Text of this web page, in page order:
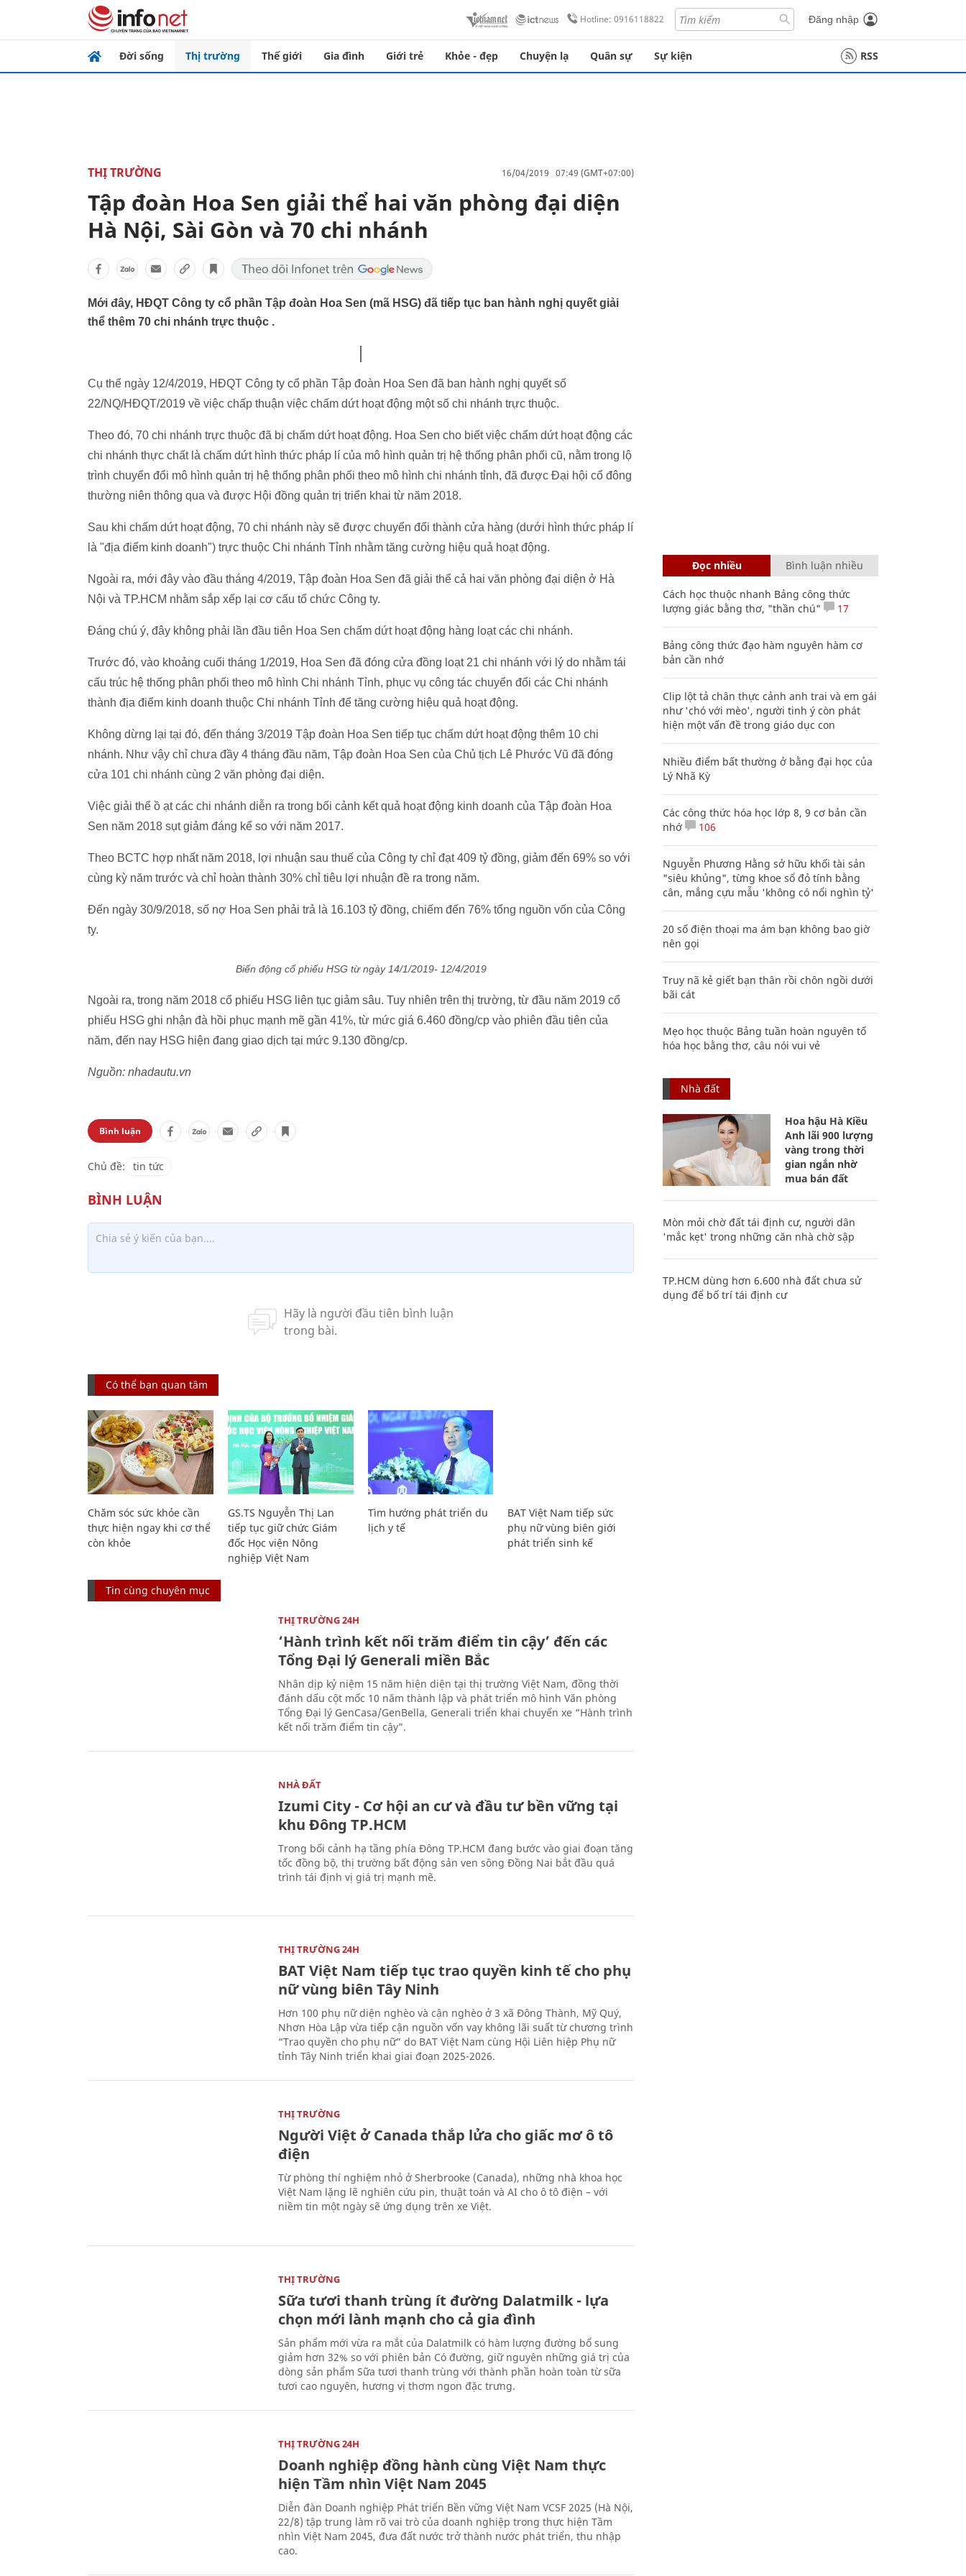
Hotline: 0916118822 Đăng nhập
Đời sống Thị trường Thế giới Gia đình Giới trẻ Khỏe - đẹp Chuyện lạ Quân sự Sự kiện RSS
THỊ TRƯỜNG 16/04/2019 07:49 (GMT+07:00)
Tập đoàn Hoa Sen giải thể hai văn phòng đại diện
Hà Nội, Sài Gòn và 70 chi nhánh
Mới đây, HĐQT Công ty cổ phần Tập đoàn Hoa Sen (mã HSG) đã tiếp tục ban hành nghị quyết giải
thể thêm 70 chi nhánh trực thuộc .
Cụ thể ngày 12/4/2019, HĐQT Công ty cổ phần Tập đoàn Hoa Sen đã ban hành nghị quyết số
22/NQ/HĐQT/2019 về việc chấp thuận việc chấm dứt hoạt động một số chi nhánh trực thuộc.
Theo đó, 70 chi nhánh trực thuộc đã bị chấm dứt hoạt động. Hoa Sen cho biết việc chấm dứt hoạt động các
chi nhánh thực chất là chấm dứt hình thức pháp lí của mô hình quản trị hệ thống phân phối cũ, nằm trong lộ
trình chuyển đổi mô hình quản trị hệ thống phân phối theo mô hình chi nhánh tỉnh, đã được Đại hội cổ đông
thường niên thông qua và được Hội đồng quản trị triển khai từ năm 2018.
Sau khi chấm dứt hoạt động, 70 chi nhánh này sẽ được chuyển đổi thành cửa hàng (dưới hình thức pháp lí
là "địa điểm kinh doanh") trực thuộc Chi nhánh Tỉnh nhằm tăng cường hiệu quả hoạt động.
Ngoài ra, mới đây vào đầu tháng 4/2019, Tập đoàn Hoa Sen đã giải thể cả hai văn phòng đại diện ở Hà
Nội và TP.HCM nhằm sắp xếp lại cơ cấu tổ chức Công ty.
Đáng chú ý, đây không phải lần đầu tiên Hoa Sen chấm dứt hoạt động hàng loạt các chi nhánh.
Trước đó, vào khoảng cuối tháng 1/2019, Hoa Sen đã đóng cửa đồng loạt 21 chi nhánh với lý do nhằm tái
cấu trúc hệ thống phân phối theo mô hình Chi nhánh Tỉnh, phục vụ công tác chuyển đổi các Chi nhánh
thành địa điểm kinh doanh thuộc Chi nhánh Tỉnh để tăng cường hiệu quả hoạt động.
Không dừng lại tại đó, đến tháng 3/2019 Tập đoàn Hoa Sen tiếp tục chấm dứt hoạt động thêm 10 chi
nhánh. Như vậy chỉ chưa đầy 4 tháng đầu năm, Tập đoàn Hoa Sen của Chủ tịch Lê Phước Vũ đã đóng
cửa 101 chi nhánh cùng 2 văn phòng đại diện.
Việc giải thể ồ ạt các chi nhánh diễn ra trong bối cảnh kết quả hoạt động kinh doanh của Tập đoàn Hoa
Sen năm 2018 sụt giảm đáng kể so với năm 2017.
Theo BCTC hợp nhất năm 2018, lợi nhuận sau thuế của Công ty chỉ đạt 409 tỷ đồng, giảm đến 69% so với
cùng kỳ năm trước và chỉ hoàn thành 30% chỉ tiêu lợi nhuận đề ra trong năm.
Đến ngày 30/9/2018, số nợ Hoa Sen phải trả là 16.103 tỷ đồng, chiếm đến 76% tổng nguồn vốn của Công
ty.
Biến động cổ phiếu HSG từ ngày 14/1/2019- 12/4/2019
Ngoài ra, trong năm 2018 cổ phiếu HSG liên tục giảm sâu. Tuy nhiên trên thị trường, từ đầu năm 2019 cổ
phiếu HSG ghi nhận đà hồi phục mạnh mẽ gần 41%, từ mức giá 6.460 đồng/cp vào phiên đầu tiên của
năm, đến nay HSG hiện đang giao dịch tại mức 9.130 đồng/cp.
Nguồn: nhadautu.vn
Bình luận
Chủ đề: tin tức
Có thể bạn quan tâm
Chăm sóc sức khỏe cần
thực hiện ngay khi cơ thể
còn khỏe
GS.TS Nguyễn Thị Lan
tiếp tục giữ chức Giám
đốc Học viện Nông
nghiệp Việt Nam
Tìm hướng phát triển du
lịch y tế
BAT Việt Nam tiếp sức
phụ nữ vùng biên giới
phát triển sinh kế
Tin cùng chuyên mục
THỊ TRƯỜNG 24H
‘Hành trình kết nối trăm điểm tin cậy’ đến các
Tổng Đại lý Generali miền Bắc
Nhân dịp kỷ niệm 15 năm hiện diện tại thị trường Việt Nam, đồng thời
đánh dấu cột mốc 10 năm thành lập và phát triển mô hình Văn phòng
Tổng Đại lý GenCasa/GenBella, Generali triển khai chuyến xe “Hành trình
kết nối trăm điểm tin cậy”.
NHÀ ĐẤT
Izumi City - Cơ hội an cư và đầu tư bền vững tại
khu Đông TP.HCM
Trong bối cảnh hạ tầng phía Đông TP.HCM đang bước vào giai đoạn tăng
tốc đồng bộ, thị trường bất động sản ven sông Đồng Nai bắt đầu quá
trình tái định vị giá trị mạnh mẽ.
THỊ TRƯỜNG 24H
BAT Việt Nam tiếp tục trao quyền kinh tế cho phụ
nữ vùng biên Tây Ninh
Hơn 100 phụ nữ diện nghèo và cận nghèo ở 3 xã Đông Thành, Mỹ Quý,
Nhơn Hòa Lập vừa tiếp cận nguồn vốn vay không lãi suất từ chương trình
“Trao quyền cho phụ nữ” do BAT Việt Nam cùng Hội Liên hiệp Phụ nữ
tỉnh Tây Ninh triển khai giai đoạn 2025-2026.
THỊ TRƯỜNG
Người Việt ở Canada thắp lửa cho giấc mơ ô tô
điện
Từ phòng thí nghiệm nhỏ ở Sherbrooke (Canada), những nhà khoa học
Việt Nam lặng lẽ nghiên cứu pin, thuật toán và AI cho ô tô điện – với
niềm tin một ngày sẽ ứng dụng trên xe Việt.
THỊ TRƯỜNG
Sữa tươi thanh trùng ít đường Dalatmilk - lựa
chọn mới lành mạnh cho cả gia đình
Sản phẩm mới vừa ra mắt của Dalatmilk có hàm lượng đường bổ sung
giảm hơn 32% so với phiên bản Có đường, giữ nguyên những giá trị của
dòng sản phẩm Sữa tươi thanh trùng với thành phần hoàn toàn từ sữa
tươi cao nguyên, hương vị thơm ngon đặc trưng.
THỊ TRƯỜNG 24H
Doanh nghiệp đồng hành cùng Việt Nam thực
hiện Tầm nhìn Việt Nam 2045
Diễn đàn Doanh nghiệp Phát triển Bền vững Việt Nam VCSF 2025 (Hà Nội,
22/8) tập trung làm rõ vai trò của doanh nghiệp trong thực hiện Tầm
nhìn Việt Nam 2045, đưa đất nước trở thành nước phát triển, thu nhập
cao.
Đọc nhiều Bình luận nhiều
Cách học thuộc nhanh Bảng công thức
lượng giác bằng thơ, "thần chú"
17
Bảng công thức đạo hàm nguyên hàm cơ
bản cần nhớ
Clip lột tả chân thực cảnh anh trai và em gái
như 'chó với mèo', người tinh ý còn phát
hiện một vấn đề trong giáo dục con
Nhiều điểm bất thường ở bằng đại học của
Lý Nhã Kỳ
Các công thức hóa học lớp 8, 9 cơ bản cần
nhớ
106
Nguyễn Phương Hằng sở hữu khối tài sản
"siêu khủng", từng khoe sổ đỏ tính bằng
cân, mắng cựu mẫu 'không có nổi nghìn tỷ'
20 số điện thoại ma ám bạn không bao giờ
nên gọi
Truy nã kẻ giết bạn thân rồi chôn ngồi dưới
bãi cát
Mẹo học thuộc Bảng tuần hoàn nguyên tố
hóa học bằng thơ, câu nói vui vẻ
Nhà đất
Hoa hậu Hà Kiều
Anh lãi 900 lượng
vàng trong thời
gian ngắn nhờ
mua bán đất
Mòn mỏi chờ đất tái định cư, người dân
'mắc kẹt' trong những căn nhà chờ sập
TP.HCM dùng hơn 6.600 nhà đất chưa sử
dụng để bố trí tái định cư